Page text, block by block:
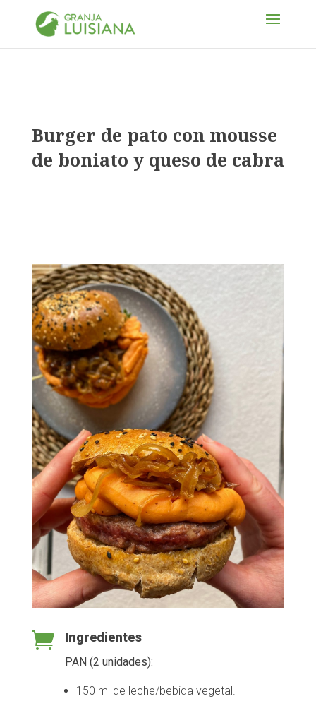
Burger de pato con mousse
de boniato y queso de cabra
 Ingredientes
PAN (2 unidades):
150 ml de leche/bebida vegetal.